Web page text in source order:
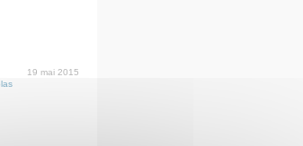
19 mai 2015